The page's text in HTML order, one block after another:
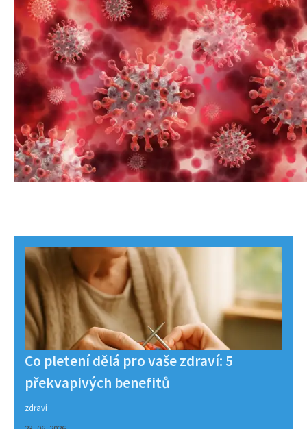
Co pletení dělá pro vaše zdraví: 5
překvapivých benefitů
zdraví